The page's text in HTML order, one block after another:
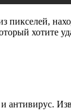
пикселей,
хотите
антивирус.